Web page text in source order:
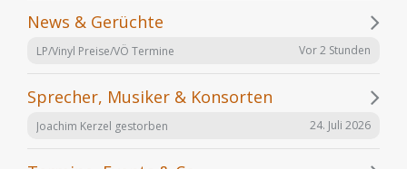
News & Gerüchte
LP/Vinyl Preise/VÖ Termine Vor 2 Stunden
Sprecher, Musiker & Konsorten
Joachim Kerzel gestorben 24. Juli 2026